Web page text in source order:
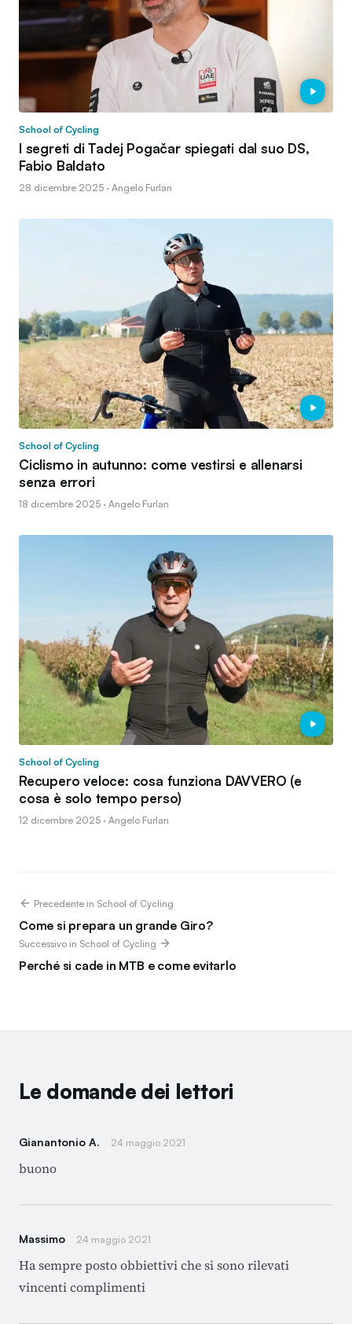
School of Cycling
I segreti di Tadej Pogačar spiegati dal suo DS,
Fabio Baldato
28 dicembre 2025 · Angelo Furlan
School of Cycling
Ciclismo in autunno: come vestirsi e allenarsi
senza errori
18 dicembre 2025 · Angelo Furlan
School of Cycling
Recupero veloce: cosa funziona DAVVERO (e
cosa è solo tempo perso)
12 dicembre 2025 · Angelo Furlan
Precedente in School of Cycling
Come si prepara un grande Giro?
Successivo in School of Cycling
Perché si cade in MTB e come evitarlo
Le domande dei lettori
Gianantonio A. 24 maggio 2021
buono
Massimo 24 maggio 2021
Ha sempre posto obbiettivi che si sono rilevati
vincenti complimenti